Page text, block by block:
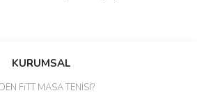
ilk yorumu siz yapın!
KURUMSAL
FiTT MASA TENİSİ?